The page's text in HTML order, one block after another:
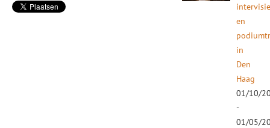
en
in
Den
Haag
01/10/
-
01/05/